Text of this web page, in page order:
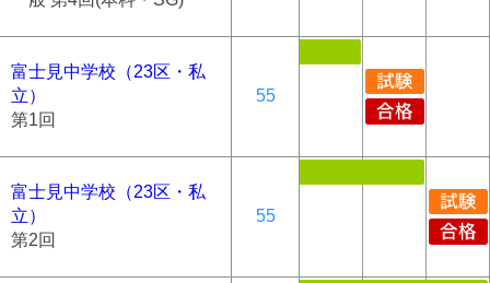
富士見中学校（23区・私
立）
第1回
55
富士見中学校（23区・私
立）
第2回
55